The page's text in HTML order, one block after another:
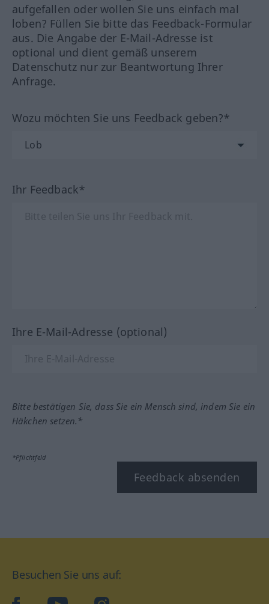
aufgefallen oder wollen Sie uns einfach mal
loben? Füllen Sie bitte das Feedback-Formular
aus. Die Angabe der E-Mail-Adresse ist
optional und dient gemäß unserem
Datenschutz nur zur Beantwortung Ihrer
Anfrage.
Wozu möchten Sie uns Feedback geben?*
Ihr Feedback*
Ihre E-Mail-Adresse (optional)
Bitte bestätigen Sie, dass Sie ein Mensch sind, indem Sie ein
Häkchen setzen.*
*Pflichtfeld
Feedback absenden
Besuchen Sie uns auf: